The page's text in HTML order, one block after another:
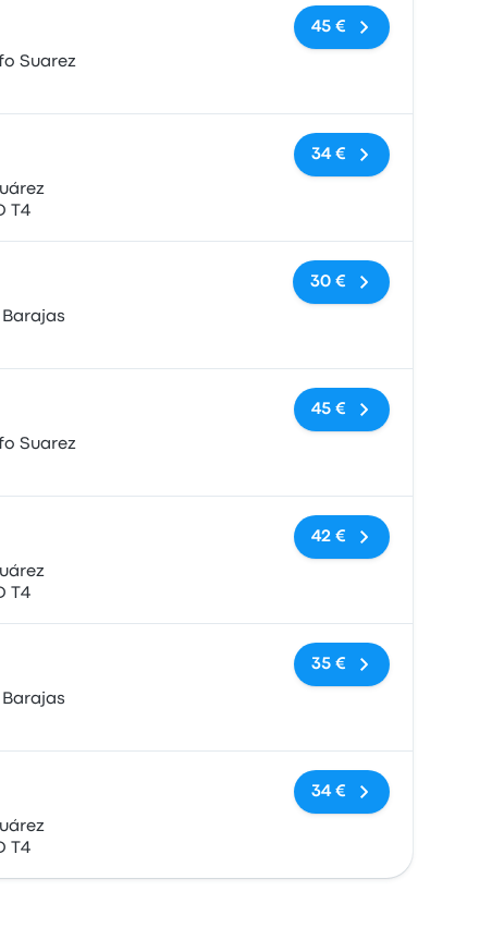
Suarez
Keine Tags
45 €
T4
Keine Tags
34 €
Keine Tags
30 €
Suarez
Keine Tags
45 €
T4
Keine Tags
42 €
Keine Tags
35 €
T4
Keine Tags
34 €